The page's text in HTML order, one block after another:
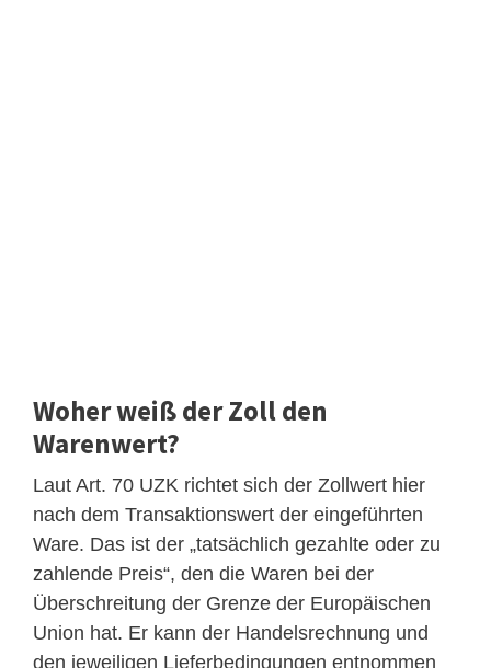
Woher weiß der Zoll den
Warenwert?
Laut Art. 70 UZK richtet sich der Zollwert hier
nach dem Transaktionswert der eingeführten
Ware. Das ist der „tatsächlich gezahlte oder zu
zahlende Preis“, den die Waren bei der
Überschreitung der Grenze der Europäischen
Union hat. Er kann der Handelsrechnung und
den jeweiligen Lieferbedingungen entnommen